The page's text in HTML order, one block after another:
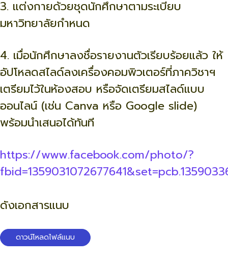
3. แต่งกายด้วยชุดนักศึกษาตามระเบียบ
มหาวิทยาลัยกำหนด
4. เมื่อนักศึกษาลงชื่อรายงานตัวเรียบร้อยแล้ว ให้
อัปโหลดสไลด์ลงเครื่องคอมพิวเตอร์ที่ภาควิชาฯ
เตรียมไว้ในห้องสอบ หรือจัดเตรียมสไลด์แบบ
ออนไลน์ (เช่น Canva หรือ Google slide)
พร้อมนำเสนอได้ทันที
https://www.facebook.com/photo/?
ดังเอกสารแนบ
ดาวน์โหลดไฟล์แนบ